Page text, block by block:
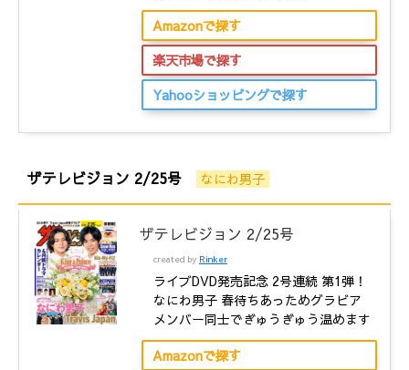
Amazonで探す
楽天市場で探す
Yahooショッピングで探す
ザテレビジョン 2/25号 なにわ男子
ザテレビジョン 2/25号
created by Rinker
ライブDVD発売記念 2号連続 第1弾！
なにわ男子 春待ちあっためグラビア
メンバー同士でぎゅうぎゅう温めます
Amazonで探す